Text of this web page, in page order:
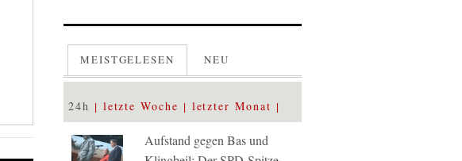
MEISTGELESEN NEU
24h letzte Woche letzter Monat
Aufstand gegen Bas und